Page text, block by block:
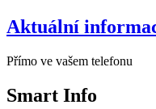
Aktuální
Přímo ve vašem telefonu
Smart Info